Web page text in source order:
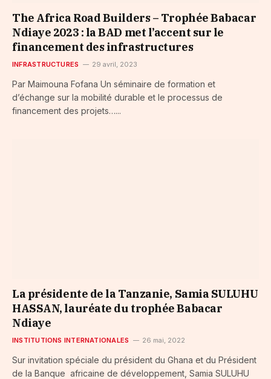
The Africa Road Builders – Trophée Babacar
Ndiaye 2023 : la BAD met l’accent sur le
financement des infrastructures
INFRASTRUCTURES 29 avril, 2023
Par Maimouna Fofana Un séminaire de formation et
d’échange sur la mobilité durable et le processus de
financement des projets…...
La présidente de la Tanzanie, Samia SULUHU
HASSAN, lauréate du trophée Babacar
Ndiaye
INSTITUTIONS INTERNATIONALES 26 mai, 2022
Sur invitation spéciale du président du Ghana et du Président
de la Banque africaine de développement, Samia SULUHU